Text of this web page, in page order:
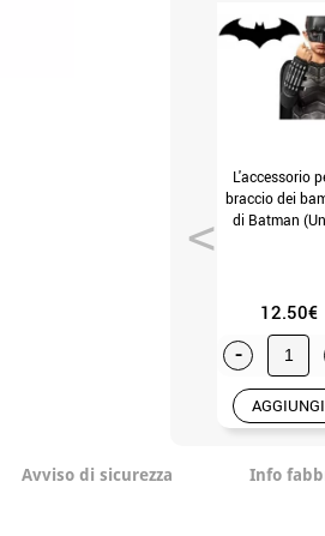
L'accessorio
braccio dei
di Batman
12.50€
-
AGGIUNGI
Avviso di sicurezza Info